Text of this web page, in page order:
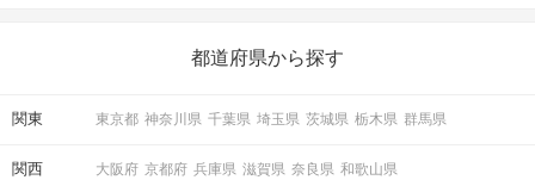
の楽しいことアイデアを集めました♪ いままさに楽しいことを探し
都道府県から探す
関東 東京都 神奈川県 千葉県 埼玉県 茨城県 栃木県 群馬県
関西 大阪府 京都府 兵庫県 滋賀県 奈良県 和歌山県